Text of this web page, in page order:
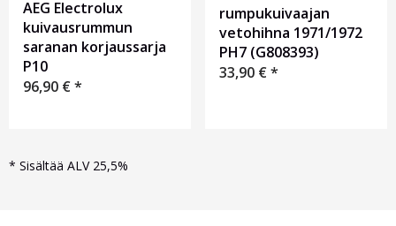
AEG Electrolux
kuivausrummun
saranan korjaussarja
P10
96,90 €*
rumpukuivaajan
vetohihna 1971/1972
PH7 (G808393)
33,90 €*
* Sisältää ALV 25,5%